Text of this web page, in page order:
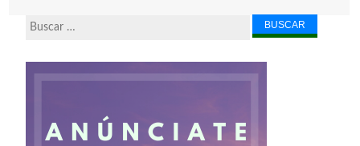
Buscar...